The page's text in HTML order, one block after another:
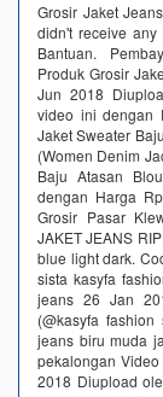
Grosir Jaket
didn't receive any
Bantuan.
Produk Grosir
Jun 2018
video ini dengan
Jaket Sweater
(Women Denim
Baju Atasan
dengan Harga
Grosir Pasar
JAKET JEANS
blue light dark.
sista kasyfa
jeans 26 Jan
(@kasyfa
jeans biru muda
pekalongan
2018 Diupload